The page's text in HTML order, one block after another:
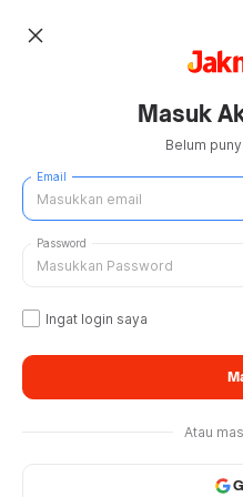
close
Masuk
Belum
Email
Password
Ingat login saya
Atau